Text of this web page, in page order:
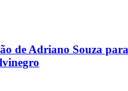
de Adriano Souza para